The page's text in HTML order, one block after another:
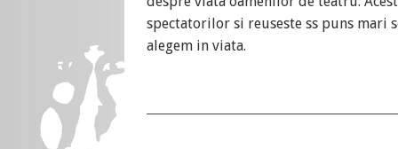
spectatorilor si reuseste ss puns mari
alegem in viata.